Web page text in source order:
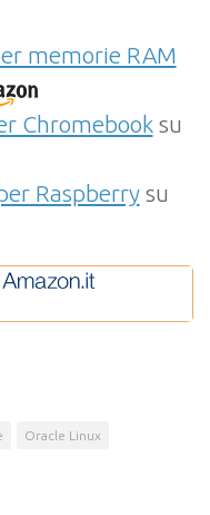
memorie RAM
Chromebooksu
Raspberrysu
Oracle Linux